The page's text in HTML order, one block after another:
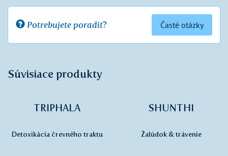
Potrebujete poradiť? Časté otázky
Súvisiace produkty
TRIPHALA
Detoxikácia črevného traktu
SHUNTHI
Žalúdok & trávenie